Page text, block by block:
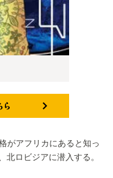
がアフリカにあると知っ
ロビジアに潜入する。